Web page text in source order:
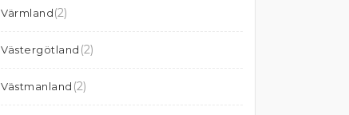
Värmland(2)
Västergötland (2)
Västmanland (2)